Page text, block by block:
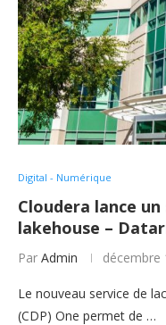
Digital - Numérique
Cloudera lance
lakehouse –
Par Admin décembre
Le nouveau service de
(CDP) One permet de …